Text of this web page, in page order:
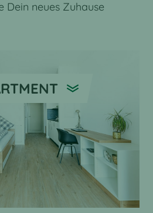
Dein neues Zuhause